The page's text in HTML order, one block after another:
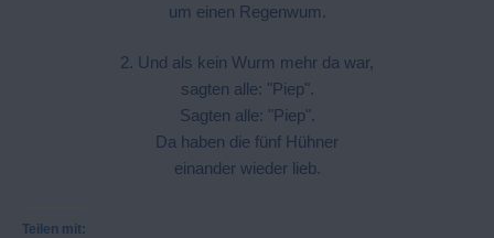
um einen Regenwum.
2. Und als kein Wurm mehr da war,
sagten alle: "Piep".
Sagten alle: "Piep".
Da haben die fünf Hühner
einander wieder lieb.
Teilen mit: